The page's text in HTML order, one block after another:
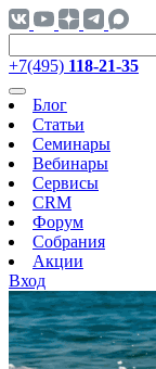
+7(495) 118-21-35
Блог
Статьи
Семинары
Вебинары
Сервисы
CRM
Форум
Собрания
Акции
Вход